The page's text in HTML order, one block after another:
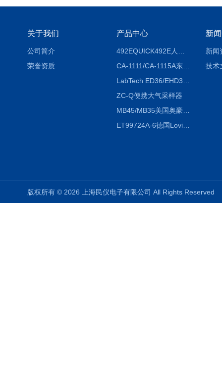
关于我们
公司简介
荣誉资质
产品中心
CA-1111/CA-1115A东京理化EYELA CA-1111/CA-1115A冷却水循环装置
ZC-Q便携大气采样器
MB45/MB35美国奥豪斯OHAUS MB45/MB35卤素红外水分测定仪
ET99724A-6德国Lovibond ET99724A-6微电脑BOD测定仪
新
新闻
技术
版权所有 © 2026 上海民仪电子有限公司 All Rights